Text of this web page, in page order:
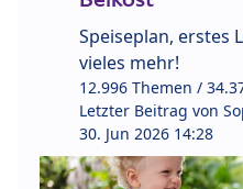
Speiseplan, erstes
vieles mehr!
12.996 Themen /
Letzter Beitrag von
30. Jun 2026 14:28